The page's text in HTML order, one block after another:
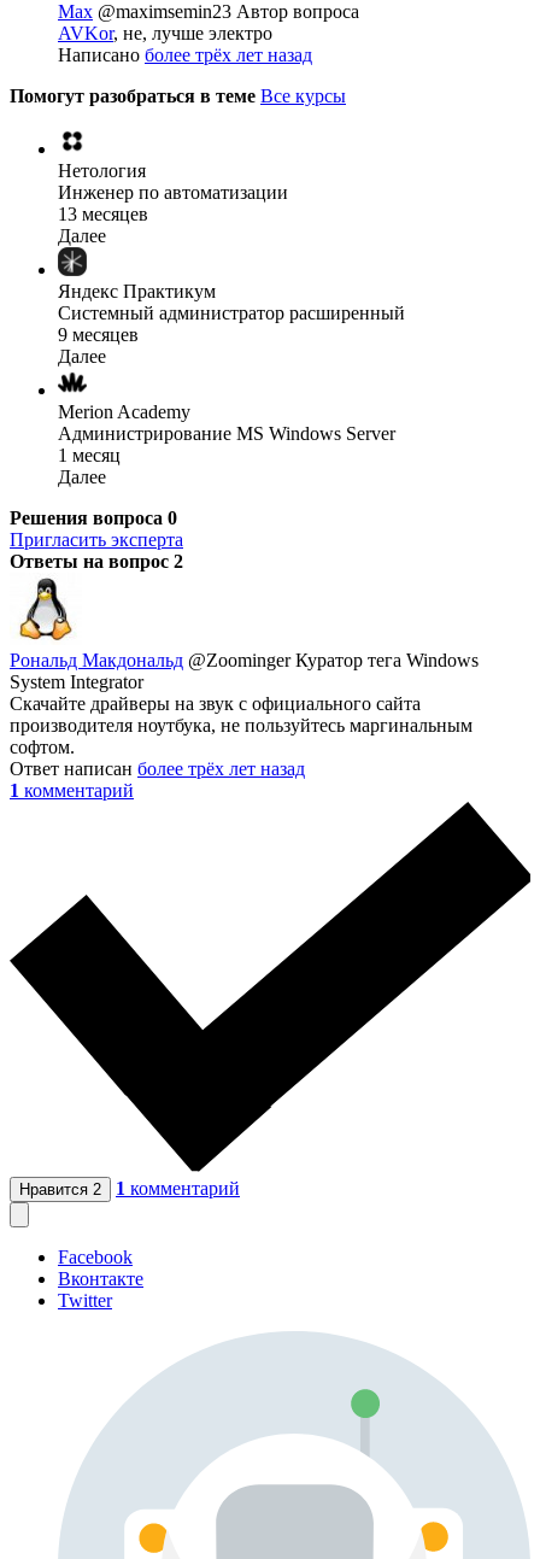
Max @maximsemin23 Автор вопроса
AVKor, не, лучше электро
Написано более трёх лет назад
Помогут разобраться в теме Все курсы
Нетология
Инженер по автоматизации
13 месяцев
Далее
Яндекс Практикум
Системный администратор расширенный
9 месяцев
Далее
Merion Academy
Администрирование MS Windows Server
1 месяц
Далее
Решения вопроса 0
Пригласить эксперта
Ответы на вопрос 2
Рональд Макдональд @ZoomingerКуратор тега Windows
System Integrator
Скачайте драйверы на звук с официального сайта
производителя ноутбука, не пользуйтесь маргинальным
софтом.
Ответ написан более трёх лет назад
1 комментарий
Нравится 2 1 комментарий
Facebook
Вконтакте
Twitter